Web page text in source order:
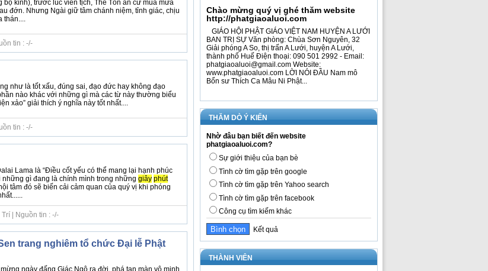
kinh), trước lúc viên tịch, Thế Tôn an cư mùa mưa
đớn. Nhưng Ngài giữ tâm chánh niệm, tỉnh giác, chịu
thán....
tin : -/-
như là tốt xấu, đúng sai, đạo đức hay không đạo
nào khác với những gì mà các từ này thường biểu
xảo” giải thích ý nghĩa này tốt nhất....
tin : -/-
Lama là “Điều cốt yếu có thể mang lại hạnh phúc
gì đang là chính mình trong những giây phút
tâm đó sẽ biến cải cảm quan của quý vị khi phóng
| Nguồn tin : -/-
trang nghiêm tổ chức Đại lễ Phật
ngày đấng Giác Ngộ ra đời, phá tan màn vô minh
Chào mừng quý vị ghé thăm website
http://phatgiaoaluoi.com
GIÁO HỘI PHẬT GIÁO VIỆT NAM HUYỆN A LƯỚI
BAN TRỊ SỰ Văn phòng: Chùa Sơn Nguyên, 32
Giải phóng A So, thị trấn A Lưới, huyện A Lưới,
thành phố Huế Điện thoại: 090 501 2992 - Email:
phatgiaoaluoi@gmail.com Website:
www.phatgiaoaluoi.com LỜI NÓI ĐẦU Nam mô
Bổn sư Thích Ca Mâu Ni Phật...
THĂM DÒ Ý KIẾN
Nhờ đâu bạn biết đến website
phatgiaoaluoi.com?
Sự giới thiệu của bạn bè
Tình cờ tìm gặp trên google
Tình cờ tìm gặp trên Yahoo search
Tình cờ tìm gặp trên facebook
Công cụ tìm kiếm khác
Kết quả
THÀNH VIÊN